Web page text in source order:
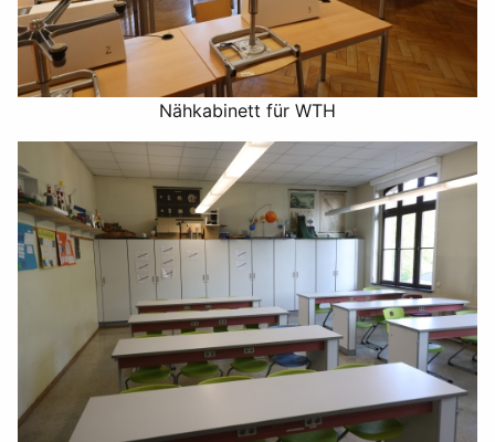
Nähkabinett für WTH